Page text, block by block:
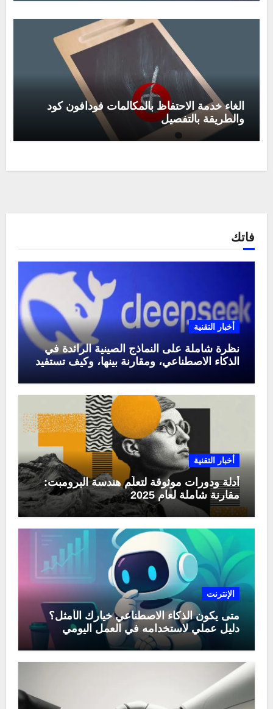
الغاء خدمة الاحتفاظ بالمكالمات فودافون كود
والطريقة بالتفصيل
فاتك
أخبار التقنية
نظرة شاملة على النماذج الصينية الرائدة في
الذكاء الاصطناعي، ومقارنة بينها، وكيف تستفيد
أخبار التقنية
أدلة ودورات موثوقة لتعلّم هندسة البرومبت:
مقارنة شاملة لعام 2025
الإنترنت
متى يكون الذكاء الاصطناعي خيارك الأمثل؟
دليل عملي لاستخدامه في العمل اليومي